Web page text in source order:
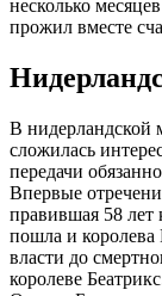
несколько
прожил вместе
В нидерландской
сложилась
передачи
Впервые
правившая 58 лет
пошла и королева
власти до
королеве